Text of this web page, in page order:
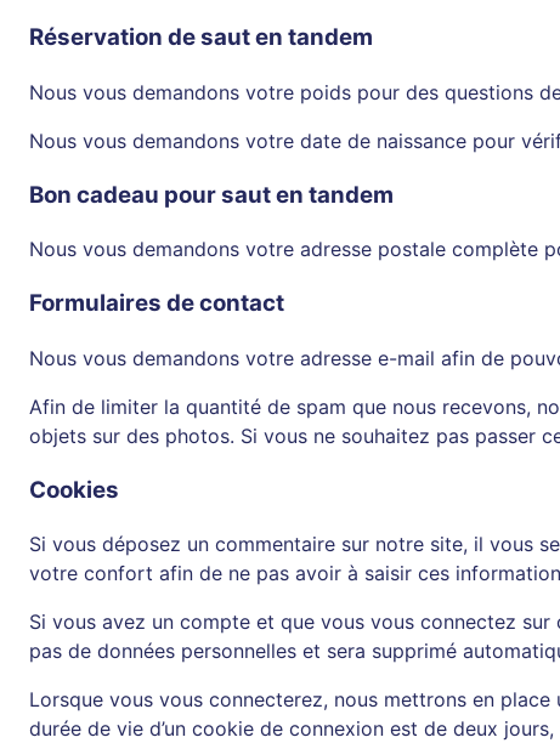
Réservation de saut en tandem
Nous vous demandons votre poids pour des questions
Nous vous demandons votre date de naissance pour
Bon cadeau pour saut en tandem
Nous vous demandons votre adresse postale complète
Formulaires de contact
Nous vous demandons votre adresse e-mail afin de
Afin de limiter la quantité de spam que nous recevons,
objets sur des photos. Si vous ne souhaitez pas passer
Cookies
Si vous déposez un commentaire sur notre site, il vous
votre confort afin de ne pas avoir à saisir ces
Si vous avez un compte et que vous vous connectez
pas de données personnelles et sera supprimé
Lorsque vous vous connecterez, nous mettrons en
durée de vie d’un cookie de connexion est de deux